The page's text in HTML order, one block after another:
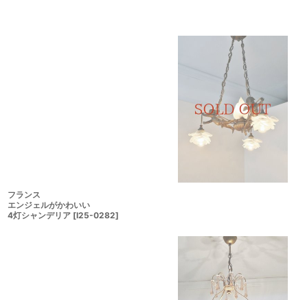
フランス
エンジェルがかわいい
4灯シャンデリア [I25-0282]